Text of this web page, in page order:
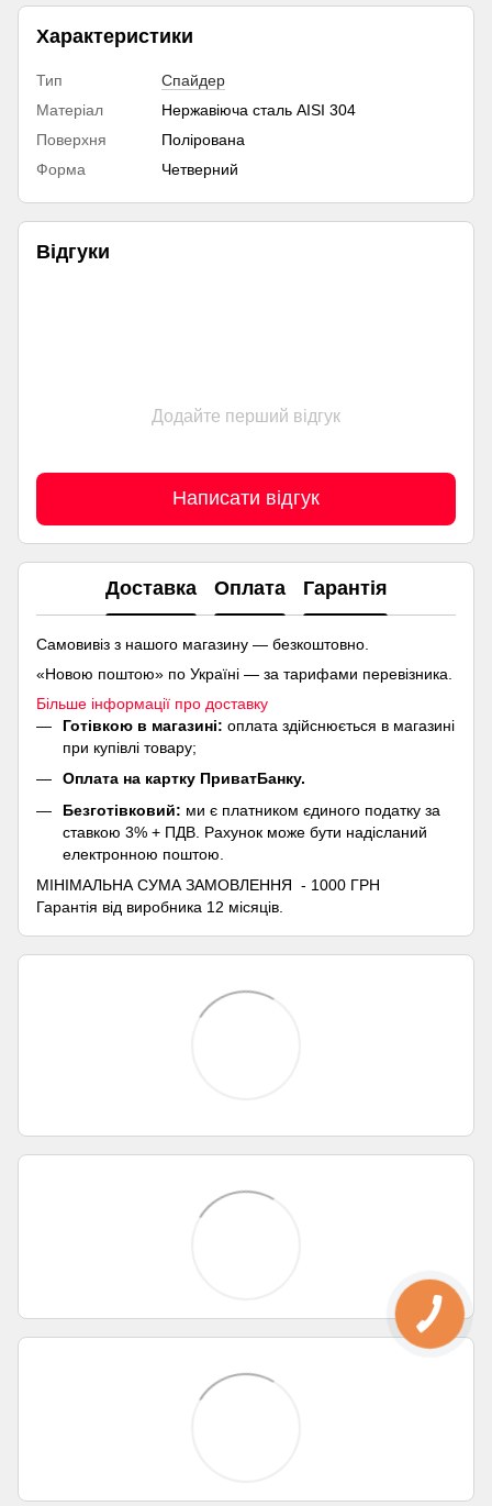
Характеристики
Тип
Спайдер
Матеріал
Нержавіюча сталь AISI 304
Поверхня
Полірована
Форма
Четверний
Відгуки
Додайте перший відгук
Написати відгук
Доставка Оплата Гарантія
Самовивіз з нашого магазину — безкоштовно.
«Новою поштою» по Україні — за тарифами перевізника.
Більше інформації про доставку
Готівкою в магазині: оплата здійснюється в магазині
при купівлі товару;
Оплата на картку ПриватБанку.
Безготівковий: ми є платником єдиного податку за
ставкою 3% + ПДВ. Рахунок може бути надісланий
електронною поштою.
МІНІМАЛЬНА СУМА ЗАМОВЛЕННЯ - 1000 ГРН
Гарантія від виробника 12 місяців.